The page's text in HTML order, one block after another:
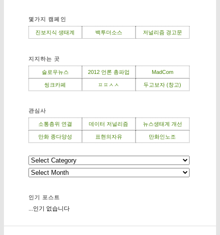
몇가지 캠페인
진보지식 생태계 백투더소스 저널리즘 경고문
지지하는 곳
슬로우뉴스 2012 언론 총파업 MadCom
씽크카페 ㅍㅍㅅㅅ 두고보자 (창고)
관심사
소통층위 연결 데이터 저널리즘 뉴스생태계 개선
만화 종다양성 표현의자유 만화인노조
인기 포스트
...인기 없습니다